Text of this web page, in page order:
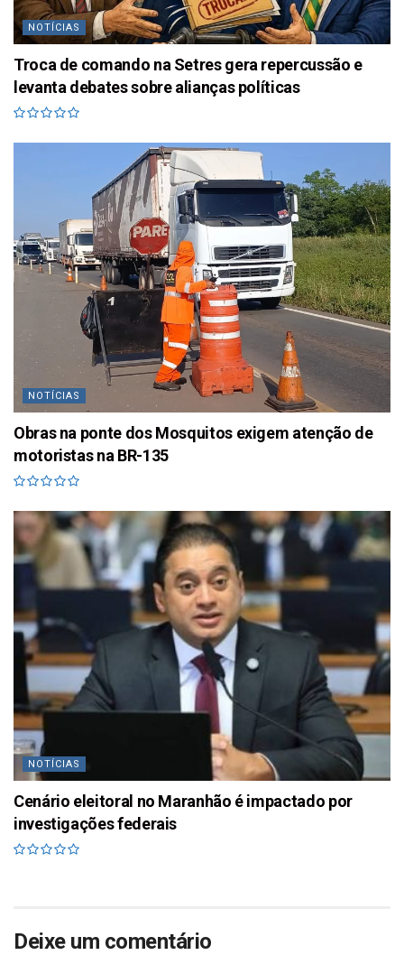
NOTÍCIAS
Troca de comando na Setres gera repercussão e
levanta debates sobre alianças políticas
NOTÍCIAS
Obras na ponte dos Mosquitos exigem atenção de
motoristas na BR-135
NOTÍCIAS
Cenário eleitoral no Maranhão é impactado por
investigações federais
Deixe um comentário